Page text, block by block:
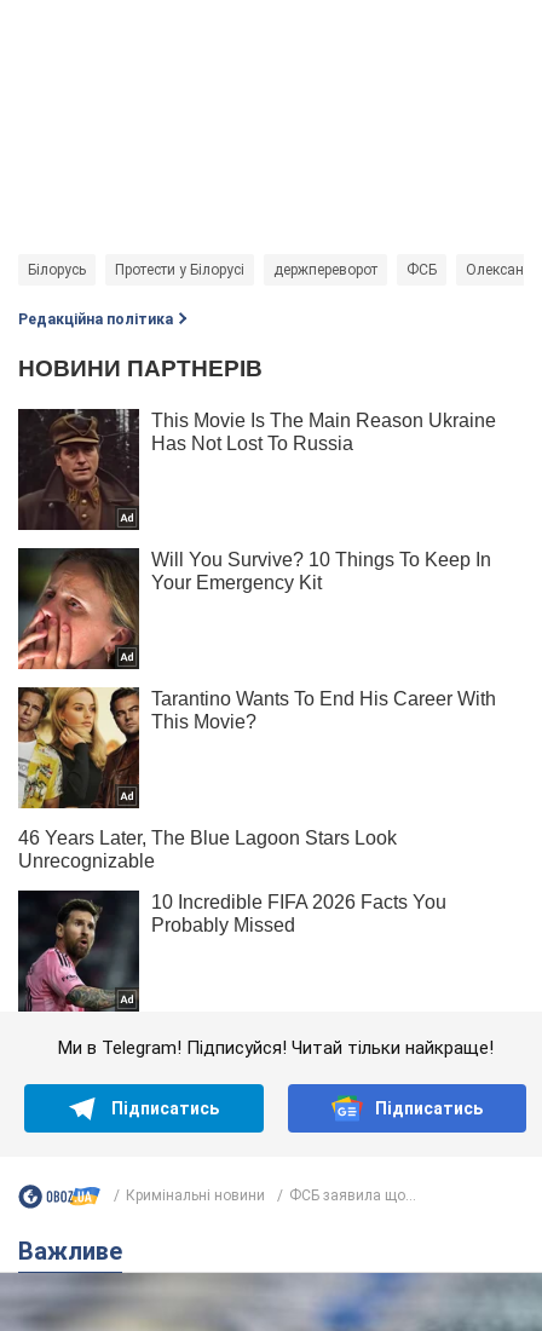
Білорусь Протести у Білорусі держпереворот ФСБ
Редакційна політика
Ми в Telegram! Підписуйся! Читай тільки найкраще!
Підписатись Підписатись
Кримінальні новини ФСБ заявила що...
Важливе